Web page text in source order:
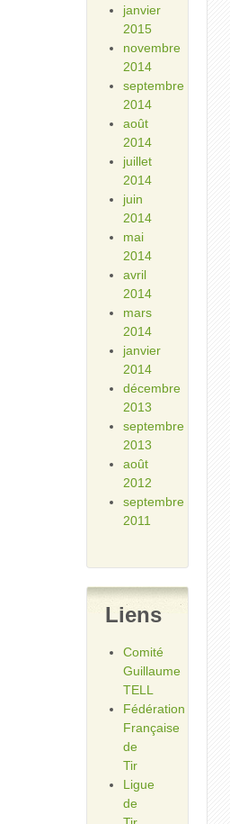
janvier
2015
novembre
2014
septembre
2014
août
2014
juillet
2014
juin
2014
mai
2014
avril
2014
mars
2014
janvier
2014
décembre
2013
septembre
2013
août
2012
septembre
2011
Liens
Comité
Guillaume
TELL
Fédération
Française
de
Tir
Ligue
de